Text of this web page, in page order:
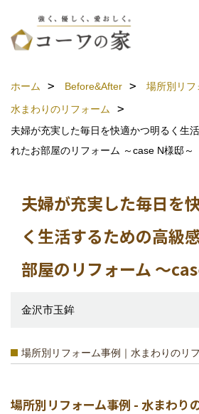
ホーム Before&After
場所別リフ
水まわりのリフォーム
夫婦が充実した毎日を快適かつ明るく生
れたお部屋のリフォーム ～case N様邸～
夫婦が充実した毎日を
く生活するための高級
部屋のリフォーム ～
金沢市玉鉾
場所別リフォーム事例｜水まわりのリ
場所別リフォーム事例 - 水まわり